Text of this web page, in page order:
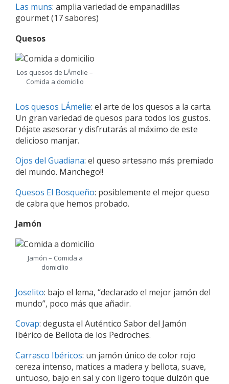
Las muns: amplia variedad de empanadillas
gourmet (17 sabores)
Quesos
Los quesos de LÁmelie –
Comida a domicilio
Los quesos LÁmelie: el arte de los quesos a la carta.
Un gran variedad de quesos para todos los gustos.
Déjate asesorar y disfrutarás al máximo de este
delicioso manjar.
Ojos del Guadiana: el queso artesano más premiado
del mundo. Manchego!!
Quesos El Bosqueño: posiblemente el mejor queso
de cabra que hemos probado.
Jamón
Jamón – Comida a
domicilio
Joselito: bajo el lema, “declarado el mejor jamón del
mundo”, poco más que añadir.
Covap: degusta el Auténtico Sabor del Jamón
Ibérico de Bellota de los Pedroches.
Carrasco Ibéricos: un jamón único de color rojo
cereza intenso, matices a madera y bellota, suave,
untuoso, bajo en sal y con ligero toque dulzón que